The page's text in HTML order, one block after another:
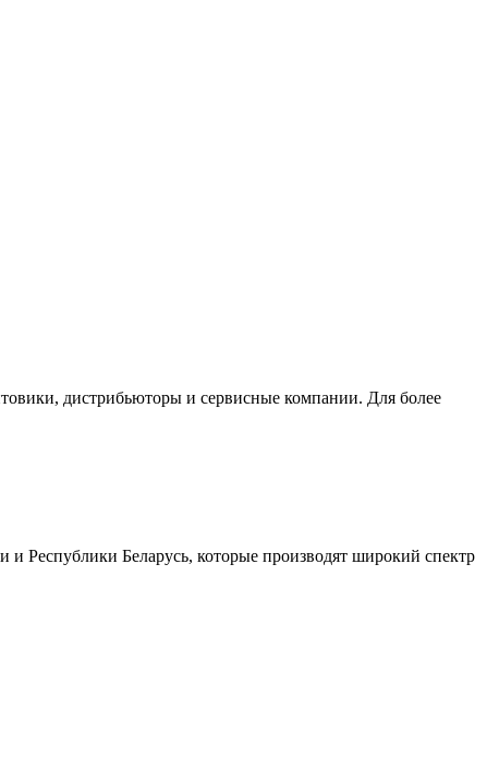
дистрибьюторы и сервисные компании. Для более
Республики Беларусь, которые производят широкий спектр